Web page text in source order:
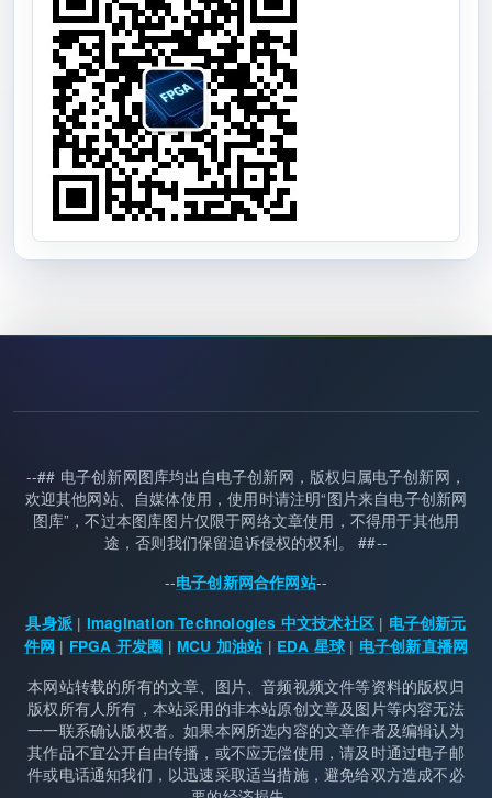
Image
Image
关注FPGA开发圈微信公众号
--## 电子创新网图库均出自电子创新网，版权归属电子创新网，
欢迎其他网站、自媒体使用，使用时请注明“图片来自电子创新网
图库”，不过本图库图片仅限于网络文章使用，不得用于其他用
途，否则我们保留追诉侵权的权利。 ##--